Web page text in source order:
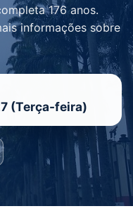
176 anos.
informações sobre
(Terça-feira)